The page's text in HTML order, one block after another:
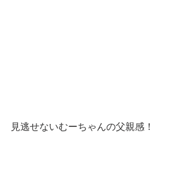
見逃せないむーちゃんの父親感！